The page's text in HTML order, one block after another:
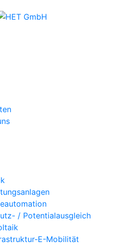
/ Potentialausgleich
E-Mobilität